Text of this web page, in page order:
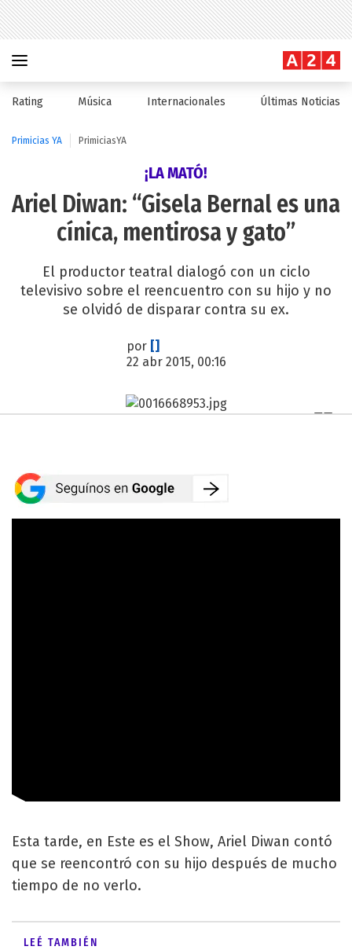
Rating Música Internacionales Últimas Noticias
Primicias YA PrimiciasYA
¡LA MATÓ!
Ariel Diwan: “Gisela Bernal es una
cínica, mentirosa y gato”
El productor teatral dialogó con un ciclo
televisivo sobre el reencuentro con su hijo y no
se olvidó de disparar contra su ex.
por []
22 abr 2015, 00:16
Esta tarde, en Este es el Show, Ariel Diwan contó
que se reencontró con su hijo después de mucho
tiempo de no verlo.
LEÉ TAMBIÉN